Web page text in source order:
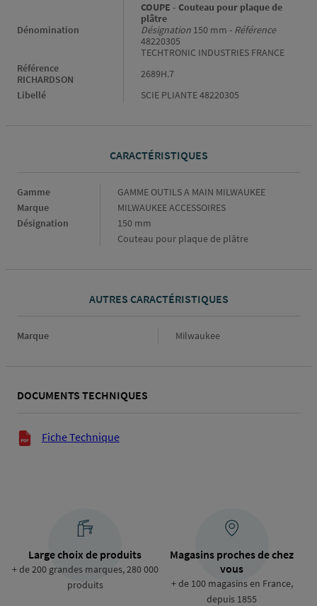
Dénomination
COUPE - Couteau pour plaque de
plâtre
Désignation 150 mm - Référence
48220305
TECHTRONIC INDUSTRIES FRANCE
Référence
RICHARDSON
2689H.7
Libellé
SCIE PLIANTE 48220305
CARACTÉRISTIQUES
Caractéristiques
Gamme
GAMME OUTILS A MAIN MILWAUKEE
Marque
MILWAUKEE ACCESSOIRES
Désignation
150 mm
Couteau pour plaque de plâtre
AUTRES CARACTÉRISTIQUES
Marque Marque
Milwaukee
DOCUMENTS TECHNIQUES
Documents techniques
Fiche Technique
Large choix de produits
+ de 200 grandes marques, 280 000
produits
Magasins proches de chez
vous
+ de 100 magasins en France,
depuis 1855